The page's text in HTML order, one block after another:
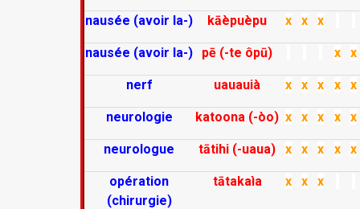
nausée (avoir la-) kāèpuèpu x x x
nausée (avoir la-) pē (-te ôpū) x x
nerf uauauià x x x x x
neurologie katoona (-òo) x x x x x
neurologue tātihi (-uaua) x x x x x
opération
(chirurgie)
tātakaìa x x x